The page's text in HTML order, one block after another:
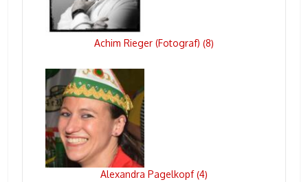
Achim Rieger (Fotograf) (8)
Alexandra Pagelkopf(4)